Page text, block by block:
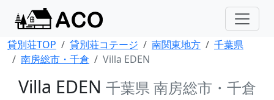
貸別荘TOP 貸別荘コテージ 南関東地方
千葉県
南房総市・千倉
Villa EDEN
Villa EDEN 千葉県 南房総市・千倉